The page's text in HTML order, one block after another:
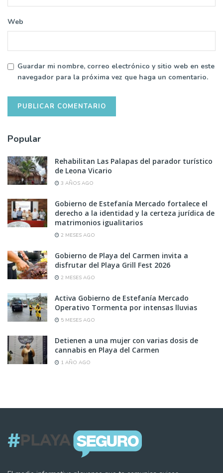
Web
Guardar mi nombre, correo electrónico y sitio web en este
navegador para la próxima vez que haga un comentario.
Popular
Rehabilitan Las Palapas del parador turístico
de Leona Vicario
3 AÑOS AGO
Gobierno de Estefanía Mercado fortalece el
derecho a la identidad y la certeza jurídica de
matrimonios igualitarios
2 MESES AGO
Gobierno de Playa del Carmen invita a
disfrutar del Playa Grill Fest 2026
2 MESES AGO
Activa Gobierno de Estefanía Mercado
Operativo Tormenta por intensas lluvias
5 MESES AGO
Detienen a una mujer con varias dosis de
cannabis en Playa del Carmen
1 AÑO AGO